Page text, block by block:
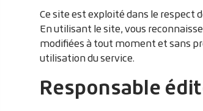
Ce site est exploité dans le respect
En utilisant le site, vous
modifiées à tout moment et sans
utilisation du service.
Responsable